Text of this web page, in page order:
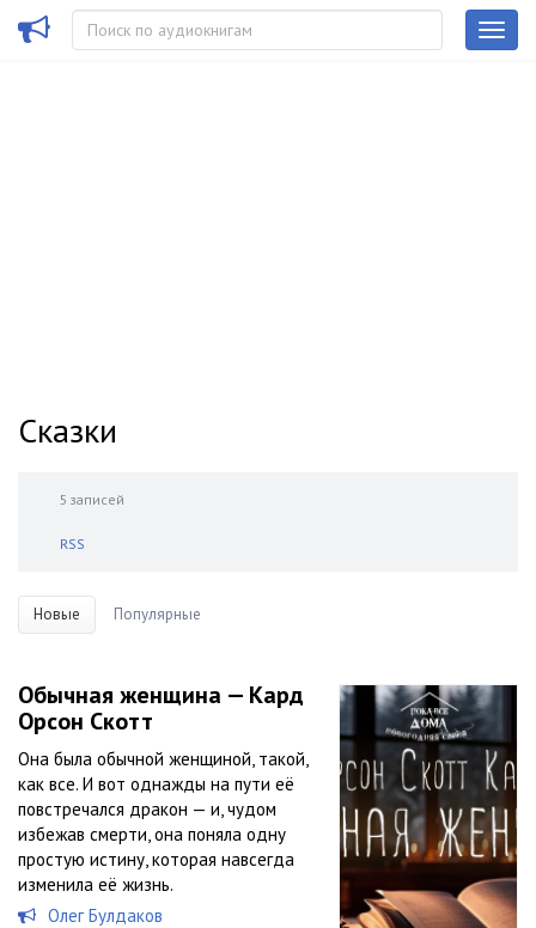
Сказки
5 записей
RSS
Новые Популярные
Обычная женщина — Кард
Орсон Скотт
Она была обычной женщиной, такой,
как все. И вот однажды на пути её
повстречался дракон — и, чудом
избежав смерти, она поняла одну
простую истину, которая навсегда
изменила её жизнь.
Олег Булдаков